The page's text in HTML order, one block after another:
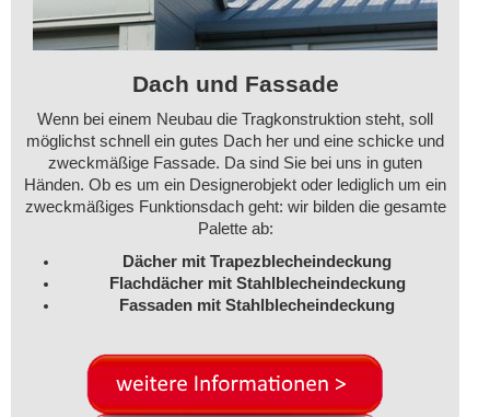
Dach und Fassade
Wenn bei einem Neubau die Tragkonstruktion steht, soll
möglichst schnell ein gutes Dach her und eine schicke und
zweckmäßige Fassade. Da sind Sie bei uns in guten
Händen. Ob es um ein Designerobjekt oder lediglich um ein
zweckmäßiges Funktionsdach geht: wir bilden die gesamte
Palette ab:
Dächer mit Trapezblecheindeckung
Flachdächer mit Stahlblecheindeckung
Fassaden mit Stahlblecheindeckung